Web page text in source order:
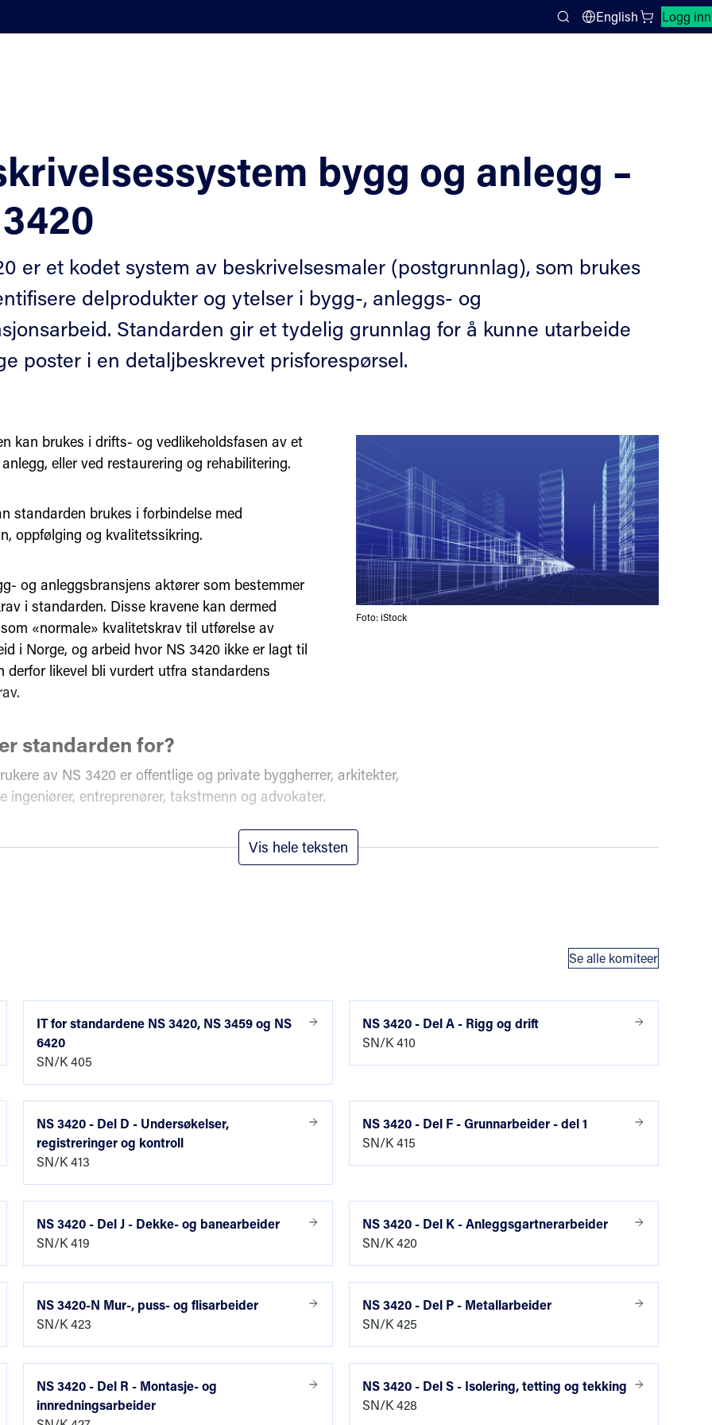
Search
English Logg inn
Lukk søkepanel
bygg og anlegg –
er et kodet system av beskrivelsesmaler (postgrunnlag), som brukes
delprodukter og ytelser i bygg-, anleggs- og
Standarden gir et tydelig grunnlag for å kunne utarbeide
poster i en detaljbeskrevet prisforespørsel.
Foto: iStock
Vis hele teksten
kan brukes i drifts- og vedlikeholdsfasen av et
eller ved restaurering og rehabilitering.
standarden brukes i forbindelse med
oppfølging og kvalitetssikring.
og anleggsbransjens aktører som bestemmer
i standarden. Disse kravene kan dermed
«normale» kvalitetskrav til utførelse av
i Norge, og arbeid hvor NS 3420 ikke er lagt til
derfor likevel bli vurdert utfra standardens
standarden for?
av NS 3420 er offentlige og private byggherrer, arkitekter,
ingeniører, entreprenører, takstmenn og advokater.
skal lage tekniske beskrivelser, og den som skal prise og levere
og ytelser, er det viktig å sette seg inn i hvordan standarden er bygd
3420-serien består av hele 44 delstandarder.
utgave av NS 3420 er inndelt etter fagområde for hver aktuell ytelse.
med bokstaver, enten som én-bokstav kode, med
to-bokstavkoder, eller som to-bokstavkoder der innholdet er
nok til å utgjøre en egen del.
del har også henvisninger til aktuelle referansestandarder, spesielt
og utførelsesstandarder.
inneholder standarden
av de enkelte delprodukters eller ytelsers omfang
materialer, utførelse, toleranser, prøving og kontroll
og veiledning til den som skal utarbeide beskrivelser
om NS 3420 kan finnes i NS 3420 Del 1:
Se alle komiteer
IT for standardene NS 3420, NS 3459 og NS
6420
SN/K 405
NS 3420 - Del A - Rigg og drift
SN/K 410
NS 3420 - Del D - Undersøkelser,
registreringer og kontroll
SN/K 413
NS 3420 - Del F - Grunnarbeider - del 1
SN/K 415
NS 3420 - Del J - Dekke- og banearbeider
SN/K 419
NS 3420 - Del K - Anleggsgartnerarbeider
SN/K 420
NS 3420-N Mur-, puss- og flisarbeider
SN/K 423
NS 3420 - Del P - Metallarbeider
SN/K 425
NS 3420 - Del R - Montasje- og
innredningsarbeider
NS 3420 - Del S - Isolering, tetting og tekking
SN/K 428